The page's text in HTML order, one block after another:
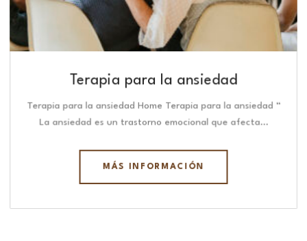
Terapia para la ansiedad
Terapia para la ansiedad Home Terapia para la ansiedad “
La ansiedad es un trastorno emocional que afecta…
MÁS INFORMACIÓN